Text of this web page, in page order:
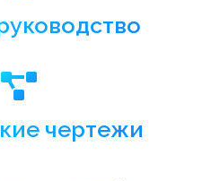
чертежи